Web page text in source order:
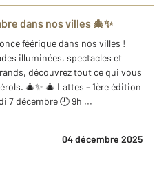
dans nos villes 🎄✨
féérique dans nos villes !
illuminées, spectacles et
découvrez tout ce qui vous
🎄✨ 🎄 Lattes – 1ère édition
7 décembre 🕘 9h ...
04 décembre 2025